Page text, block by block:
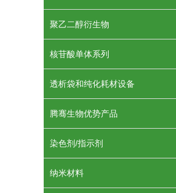
聚乙二醇衍生物
核苷酸单体系列
透析袋和纯化耗材设备
腾骞生物优势产品
染色剂/指示剂
纳米材料